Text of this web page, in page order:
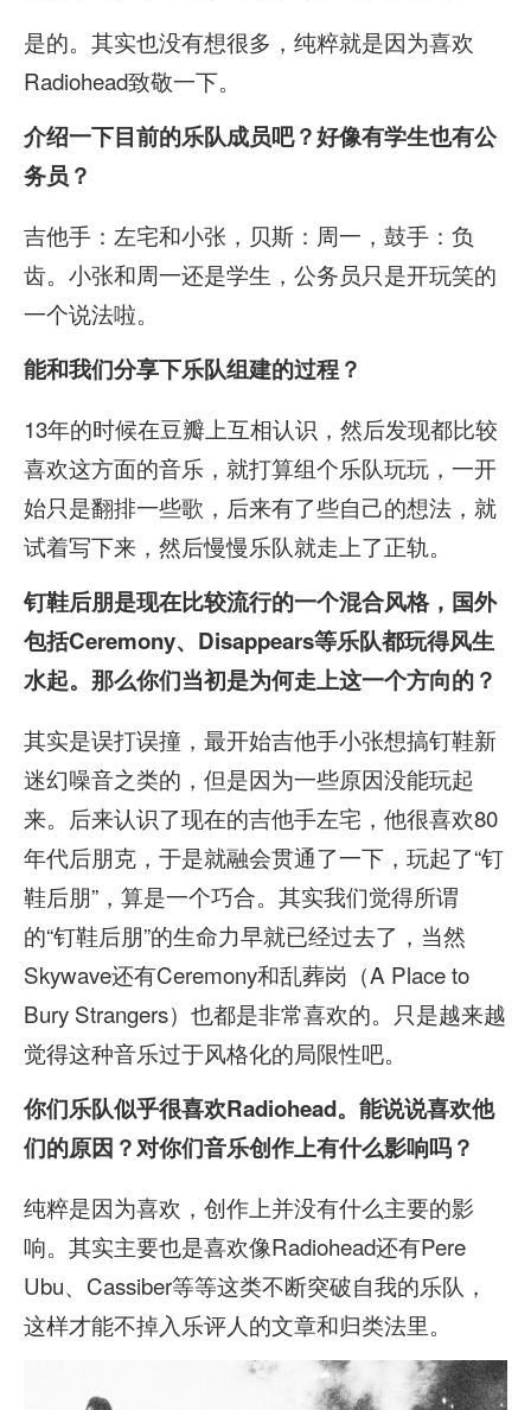
是的。其实也没有想很多，纯粹就是因为喜欢
Radiohead致敬一下。
介绍一下目前的乐队成员吧？好像有学生也有公
务员？
吉他手：左宅和小张，贝斯：周一，鼓手：负
齿。小张和周一还是学生，公务员只是开玩笑的
一个说法啦。
能和我们分享下乐队组建的过程？
13年的时候在豆瓣上互相认识，然后发现都比较
喜欢这方面的音乐，就打算组个乐队玩玩，一开
始只是翻排一些歌，后来有了些自己的想法，就
试着写下来，然后慢慢乐队就走上了正轨。
钉鞋后朋是现在比较流行的一个混合风格，国外
包括Ceremony、Disappears等乐队都玩得风生
水起。那么你们当初是为何走上这一个方向的？
其实是误打误撞，最开始吉他手小张想搞钉鞋新
迷幻噪音之类的，但是因为一些原因没能玩起
来。后来认识了现在的吉他手左宅，他很喜欢80
年代后朋克，于是就融会贯通了一下，玩起了“钉
鞋后朋”，算是一个巧合。其实我们觉得所谓
的“钉鞋后朋”的生命力早就已经过去了，当然
Skywave还有Ceremony和乱葬岗（A Place to
Bury Strangers）也都是非常喜欢的。只是越来越
觉得这种音乐过于风格化的局限性吧。
你们乐队似乎很喜欢Radiohead。能说说喜欢他
们的原因？对你们音乐创作上有什么影响吗？
纯粹是因为喜欢，创作上并没有什么主要的影
响。其实主要也是喜欢像Radiohead还有Pere
Ubu、Cassiber等等这类不断突破自我的乐队，
这样才能不掉入乐评人的文章和归类法里。